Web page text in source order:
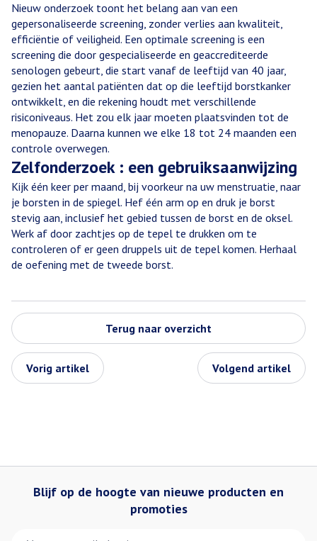
Nieuw onderzoek toont het belang aan van een
gepersonaliseerde screening, zonder verlies aan kwaliteit,
efficiëntie of veiligheid. Een optimale screening is een
screening die door gespecialiseerde en geaccrediteerde
senologen gebeurt, die start vanaf de leeftijd van 40 jaar,
gezien het aantal patiënten dat op die leeftijd borstkanker
ontwikkelt, en die rekening houdt met verschillende
risiconiveaus. Het zou elk jaar moeten plaatsvinden tot de
menopauze. Daarna kunnen we elke 18 tot 24 maanden een
controle overwegen.
Zelfonderzoek : een gebruiksaanwijzing
Kijk één keer per maand, bij voorkeur na uw menstruatie, naar
je borsten in de spiegel. Hef één arm op en druk je borst
stevig aan, inclusief het gebied tussen de borst en de oksel.
Werk af door zachtjes op de tepel te drukken om te
controleren of er geen druppels uit de tepel komen. Herhaal
de oefening met de tweede borst.
Terug naar overzicht
Vorig artikel Volgend artikel
Blijf op de hoogte van nieuwe producten en
promoties